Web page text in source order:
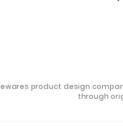
product design
through